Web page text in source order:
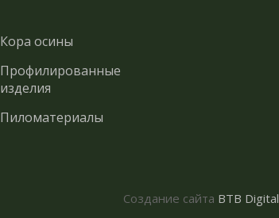
Кора осины
Профилированные
изделия
Пиломатериалы
Создание сайта BTB Digital